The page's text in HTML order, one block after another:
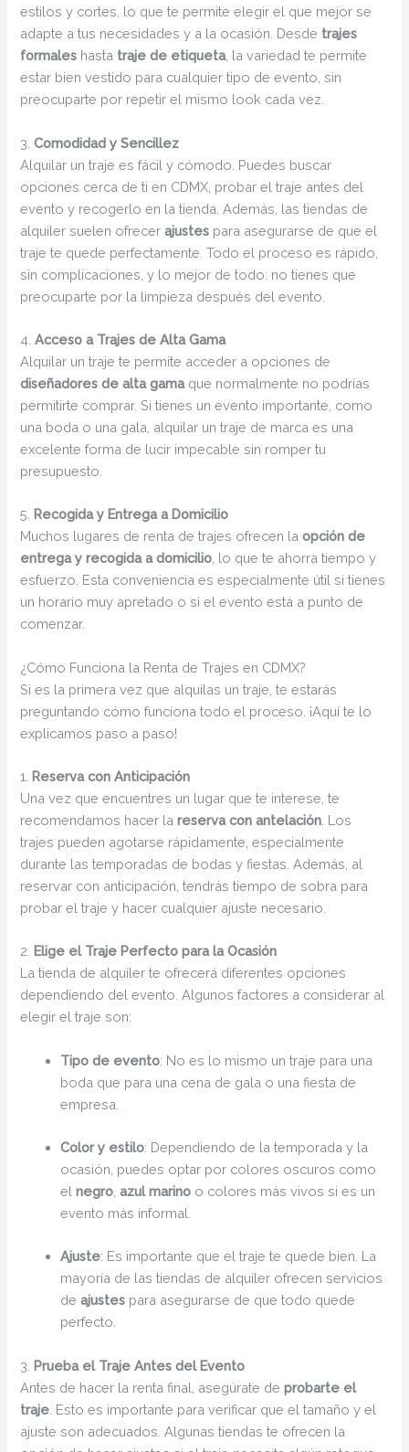
estilos y cortes, lo que te permite elegir el que mejor se
adapte a tus necesidades y a la ocasión. Desde trajes
formales hasta traje de etiqueta, la variedad te permite
estar bien vestido para cualquier tipo de evento, sin
preocuparte por repetir el mismo look cada vez.
3.Comodidad y Sencillez
Alquilar un traje es fácil y cómodo. Puedes buscar
opciones cerca de ti en CDMX, probar el traje antes del
evento y recogerlo en la tienda. Además, las tiendas de
alquiler suelen ofrecerajustes para asegurarse de que el
traje te quede perfectamente. Todo el proceso es rápido,
sin complicaciones, y lo mejor de todo: no tienes que
preocuparte por la limpieza después del evento.
4.Acceso a Trajes de Alta Gama
Alquilar un traje te permite acceder a opciones de
diseñadores de alta gamaque normalmente no podrías
permitirte comprar. Si tienes un evento importante, como
una boda o una gala, alquilar un traje de marca es una
excelente forma de lucir impecable sin romper tu
presupuesto.
5. Recogida y Entrega a Domicilio
Muchos lugares de renta de trajes ofrecen laopción de
entrega y recogida a domicilio , lo que te ahorra tiempo y
esfuerzo. Esta conveniencia es especialmente útil si tienes
un horario muy apretado o si el evento está a punto de
comenzar.
¿Cómo Funciona la Renta de Trajes en CDMX?
Si es la primera vez que alquilas un traje, te estarás
preguntando cómo funciona todo el proceso. ¡Aquí te lo
explicamos paso a paso!
1. Reserva con Anticipación
Una vez que encuentres un lugar que te interese, te
recomendamos hacer lareserva con antelación . Los
trajes pueden agotarse rápidamente, especialmente
durante las temporadas de bodas y fiestas. Además, al
reservar con anticipación, tendrás tiempo de sobra para
probar el traje y hacer cualquier ajuste necesario.
2. Elige el Traje Perfecto para la Ocasión
La tienda de alquiler te ofrecerá diferentes opciones
dependiendo del evento. Algunos factores a considerar al
elegir el traje son:
Tipo de evento: No es lo mismo un traje para una
boda que para una cena de gala o una fiesta de
empresa.
Color y estilo: Dependiendo de la temporada y la
ocasión, puedes optar por colores oscuros como
elnegro ,azul marino o colores más vivos si es un
evento más informal.
Ajuste: Es importante que el traje te quede bien. La
mayoría de las tiendas de alquiler ofrecen servicios
deajustes para asegurarse de que todo quede
perfecto.
3. Prueba el Traje Antes del Evento
Antes de hacer la renta final, asegúrate deprobarte el
traje . Esto es importante para verificar que el tamaño y el
ajuste son adecuados. Algunas tiendas te ofrecen la